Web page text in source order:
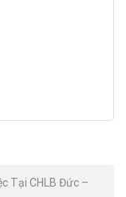
Tại CHLB Đức –